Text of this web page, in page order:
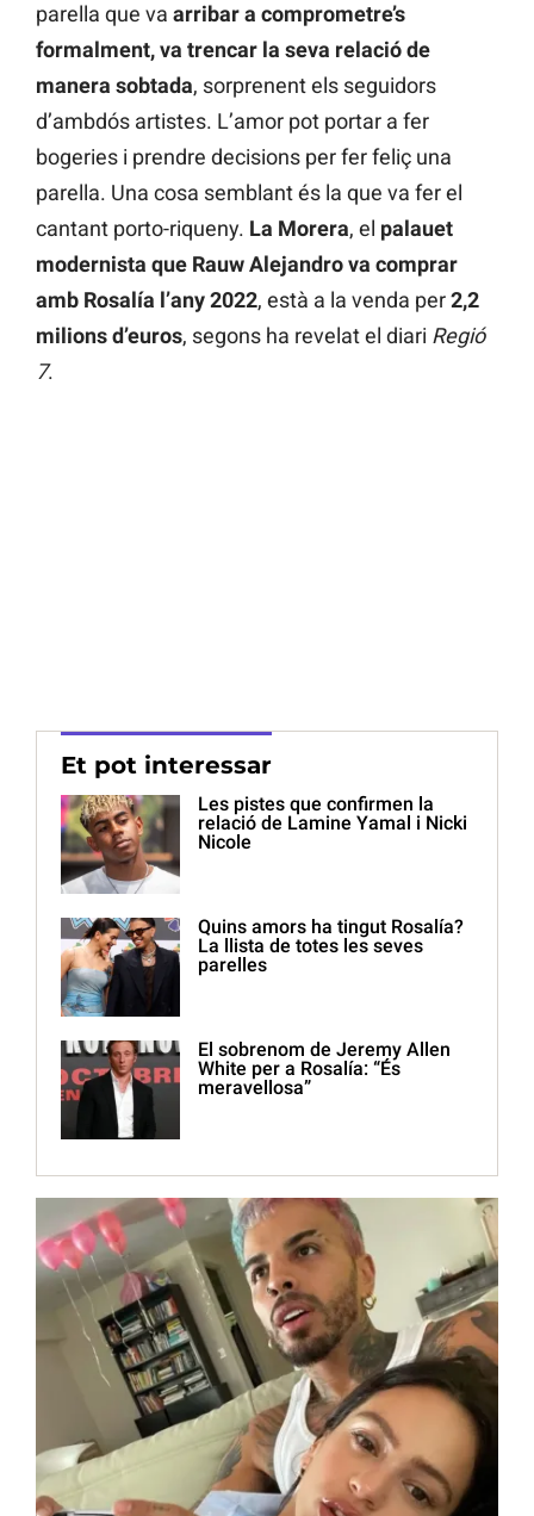
parella que va arribar a comprometre’s
formalment, va trencar la seva relació de
manera sobtada, sorprenent els seguidors
d’ambdós artistes. L’amor pot portar a fer
bogeries i prendre decisions per fer feliç una
parella. Una cosa semblant és la que va fer el
cantant porto-riqueny. La Morera, el palauet
modernista que Rauw Alejandro va comprar
amb Rosalía l’any 2022, està a la venda per2,2
milions d’euros, segons ha revelat el diari Regió
7.
Et pot interessar
Les pistes que confirmen la
relació de Lamine Yamal i Nicki
Nicole
Quins amors ha tingut Rosalía?
La llista de totes les seves
parelles
El sobrenom de Jeremy Allen
White per a Rosalía: “És
meravellosa”